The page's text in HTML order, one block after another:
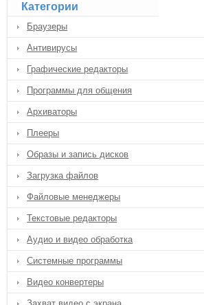
Категории
Браузеры
Антивирусы
Графические редакторы
Программы для общения
Архиваторы
Плееры
Образы и запись дисков
Загрузка файлов
Файловые менеджеры
Текстовые редакторы
Аудио и видео обработка
Системные программы
Видео конвертеры